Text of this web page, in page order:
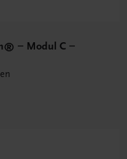
– Modul C –